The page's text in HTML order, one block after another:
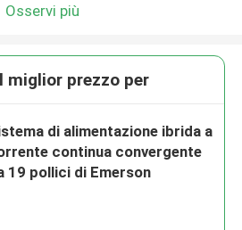
Osservi più
miglior prezzo per
di alimentazione ibrida a
continua convergente
19 pollici di Emerson